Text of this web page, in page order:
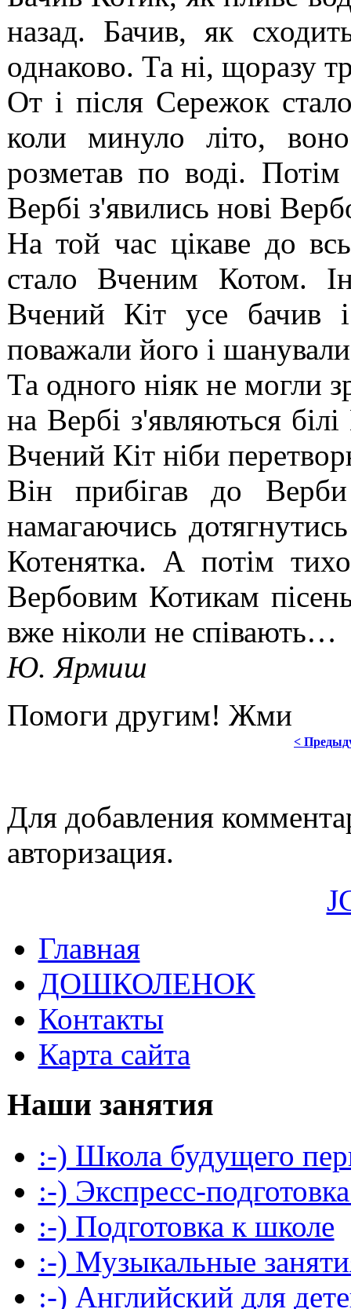
назад. Бачив, як
однаково. Та ні, щоразу
От і після Сережок
коли минуло літо,
розметав по воді.
Вербі з'явились нові
На той час цікаве до
стало Вченим Котом.
Вчений Кіт усе бачив
поважали його і
Та одного ніяк не могли
на Вербі з'являються
Вчений Кіт ніби
Він прибігав до
намагаючись
Котенятка. А потім
Вербовим Котикам
вже ніколи не співають…
Ю. Ярмиш
Помоги другим! Жми
<
Для добавления
авторизация.
Главная
ДОШКОЛЕНОК
Контакты
Карта сайта
Наши занятия
:-) Школа будущего
:-) Экспресс-
:-) Подготовка к школе
:-) Музыкальные
:-) Английский для